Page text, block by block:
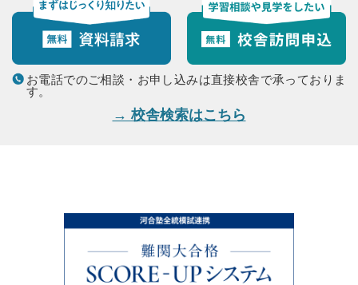
お電話でのご相談・お申し込みは直接校舎で承っておりま
す。
→ 校舎検索はこちら